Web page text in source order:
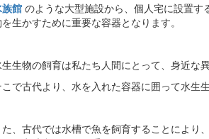
館 のような大型施設から、個人宅に設置
生かすために重要な容器となります。
生物の飼育は私たち人間にとって、身近な
こで古代より、水を入れた容器に囲って水生
た、古代では水槽で魚を飼育することにより